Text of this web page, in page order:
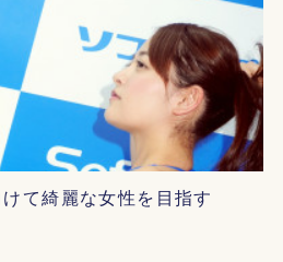
て綺麗な女性を目指す